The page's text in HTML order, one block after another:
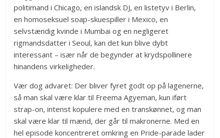
politimand i Chicago, en islandsk DJ, en listetyv i Berlin,
en homoseksuel soap-skuespiller i Mexico, en
selvstændig kvinde i Mumbai og en negligeret
rigmandsdatter i Seoul, kan det kun blive dybt
interessant – især når de begynder at krydspollinere
hinandens virkeligheder.
Vær dog advaret: Der bliver fyret godt op på lagenerne,
så man skal være klar til Freema Agyeman, kun iført
strap-on, intenst kopulere med en transkønnet, og man
skal være klar til mænd, der går til makronerne. Med en
hel episode koncentreret omkring en Pride-parade lader